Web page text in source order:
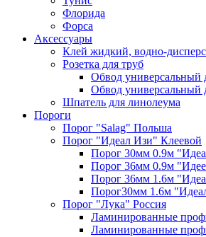
Флорида
Форса
Аксессуары
Клей жидкий, водно-
Розетка для труб
Обвод универсальный
Обвод универсальный
Шпатель для линолеума
Пороги
Порог "Salag" Польша
Порог "Идеал Изи" Клеевой
Порог 30мм 0.9м
Порог 36мм 0.9м
Порог 36мм 1.6м
Порог30мм 1.6м
Порог "Лука" Россия
Ламинированные
Ламинированные